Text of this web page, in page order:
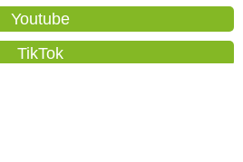
Youtube
TikTok